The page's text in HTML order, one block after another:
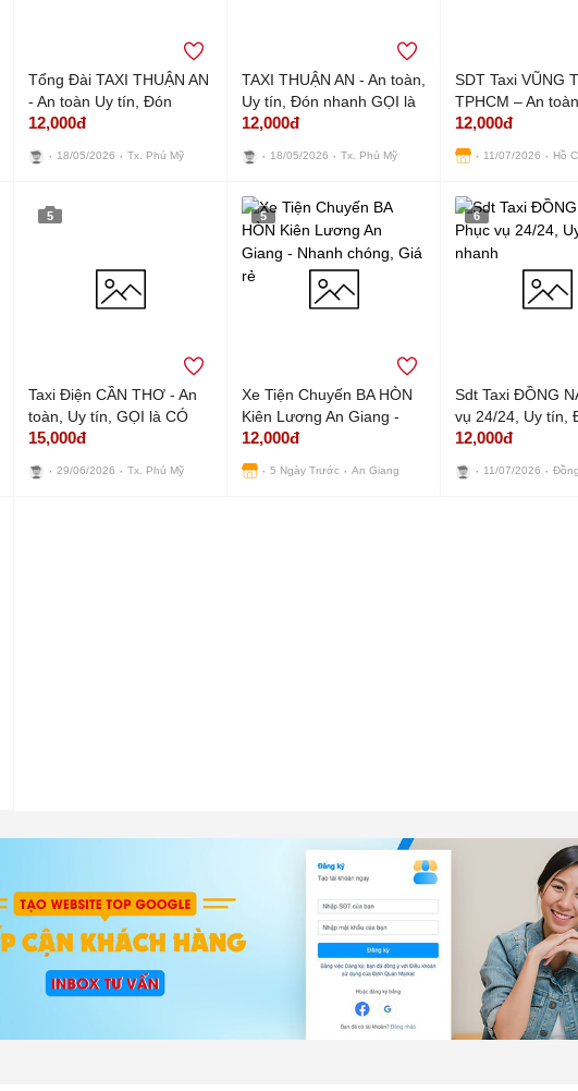
Tổng Đài TAXI THUẬN AN
- An toàn Uy tín, Đón
nhanh GỌI là CÓ
12,000đ
18/05/2026 Tx. Phú Mỹ
TAXI THUẬN AN - An toàn,
Uy tín, Đón nhanh GỌI là
CÓ XE NGAY
12,000đ
18/05/2026 Tx. Phú Mỹ
SDT Taxi VŨNG
TPHCM – An
Đón nhanh
12,000đ
11/07/2026 Hồ
5
Taxi Điện CẦN THƠ - An
toàn, Uy tín, GỌI là CÓ
sau 5 PHÚT
15,000đ
29/06/2026 Tx. Phú Mỹ
5
Xe Tiện Chuyến BA HÒN
Kiên Lương An Giang -
Nhanh chóng, Giá rẻ
12,000đ
5 Ngày Trước An Giang
6
Sdt Taxi ĐỒNG
vụ 24/24, Uy tín,
nhanh
12,000đ
11/07/2026